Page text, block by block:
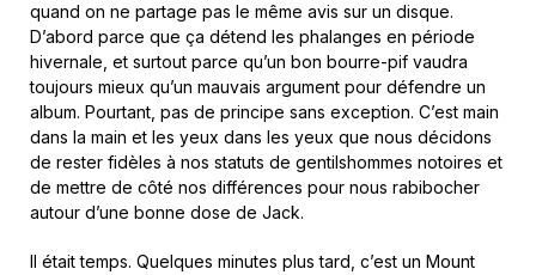
quand on ne partage pas le même avis sur un disque.
D’abord parce que ça détend les phalanges en période
hivernale, et surtout parce qu’un bon bourre-pif vaudra
toujours mieux qu’un mauvais argument pour défendre un
album. Pourtant, pas de principe sans exception. C’est main
dans la main et les yeux dans les yeux que nous décidons
de rester fidèles à nos statuts de gentilshommes notoires et
de mettre de côté nos différences pour nous rabibocher
autour d’une bonne dose de Jack.
Il était temps. Quelques minutes plus tard, c’est un Mount